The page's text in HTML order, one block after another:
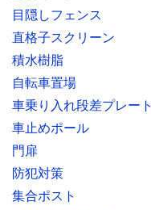
目隠しフェンス
直格子スクリーン
積水樹脂
自転車置場
車乗り入れ段差プレート
車止めポール
門扉
防犯対策
集合ポスト